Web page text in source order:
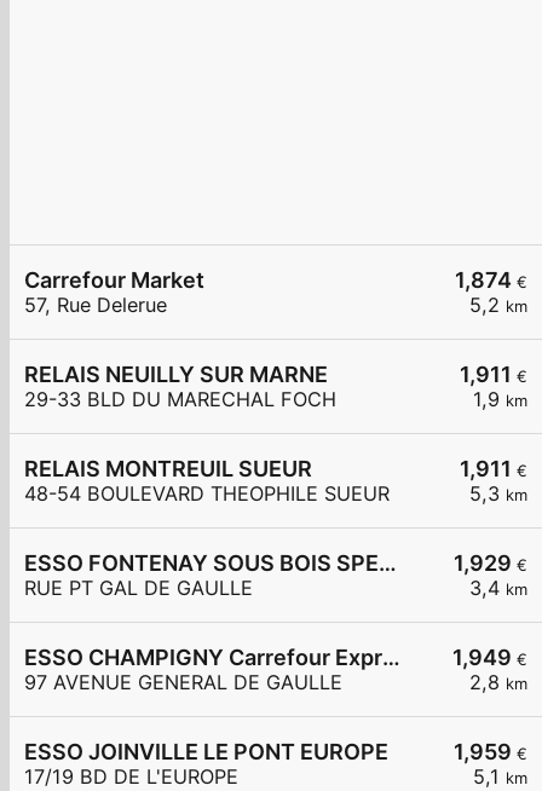
1,874 €
5,2 km
Carrefour Market
57, Rue Delerue
1,911 €
1,9 km
RELAIS NEUILLY SUR MARNE
29-33 BLD DU MARECHAL FOCH
1,911 €
5,3 km
RELAIS MONTREUIL SUEUR
48-54 BOULEVARD THEOPHILE SUEUR
1,929 €
3,4 km
ESSO FONTENAY SOUS BOIS SPEEDY
RUE PT GAL DE GAULLE
1,949 €
2,8 km
ESSO CHAMPIGNY Carrefour Express
97 AVENUE GENERAL DE GAULLE
1,959 €
5,1 km
ESSO JOINVILLE LE PONT EUROPE
17/19 BD DE L'EUROPE